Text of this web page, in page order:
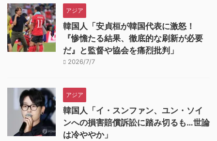
アジア
韓国人「安貞桓が韓国代表に激怒！
『惨憺たる結果、徹底的な刷新が必要
だ』と監督や協会を痛烈批判」
2026/7/7
アジア
韓国人「イ・スンファン、ユン・ソイ
ンへの損害賠償訴訟に踏み切るも…世論
は冷ややか」